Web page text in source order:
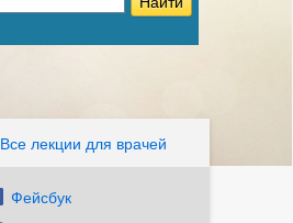
Все лекции для врачей
Фейсбук